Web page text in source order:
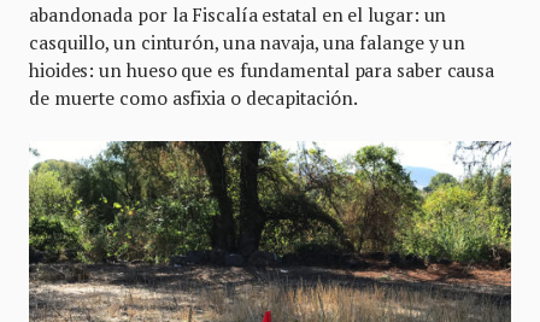
abandonada por la Fiscalía estatal en el lugar: un
casquillo, un cinturón, una navaja, una falange y un
hioides: un hueso que es fundamental para saber causa
de muerte como asfixia o decapitación.